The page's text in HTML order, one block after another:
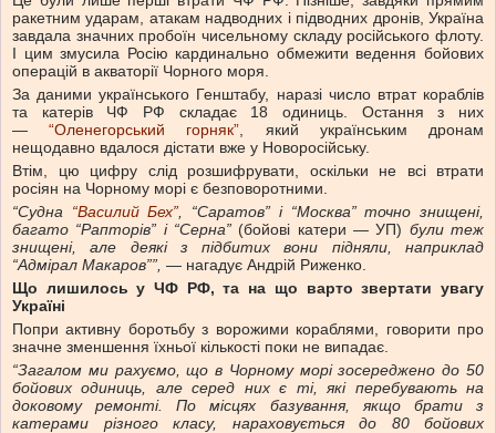
ракетним ударам, атакам надводних і підводних дронів, Україна
завдала значних пробоїн чисельному складу російського флоту.
І цим змусила Росію кардинально обмежити ведення бойових
операцій в акваторії Чорного моря.
За даними українського Генштабу, наразі число втрат кораблів
та катерів ЧФ РФ складає 18 одиниць. Остання з них
—“Оленегорський горняк”, який українським дронам
нещодавно вдалося дістати вже у Новоросійську.
Втім, цю цифру слід розшифрувати, оскільки не всі втрати
росіян на Чорному морі є безповоротними.
“Судна “Василий Бех”, “Саратов” і “Москва” точно знищені,
багато “Рапторів” і “Серна” (бойові катери — УП) були теж
знищені, але деякі з підбитих вони підняли, наприклад
“Адмірал Макаров””, — нагадує Андрій Риженко.
Що лишилось у ЧФ РФ, та на що варто звертати увагу
Україні
Попри активну боротьбу з ворожими кораблями, говорити про
значне зменшення їхньої кількості поки не випадає.
“Загалом ми рахуємо, що в Чорному морі зосереджено до 50
бойових одиниць, але серед них є ті, які перебувають на
доковому ремонті. По місцях базування, якщо брати з
катерами різного класу, нараховується до 80 бойових